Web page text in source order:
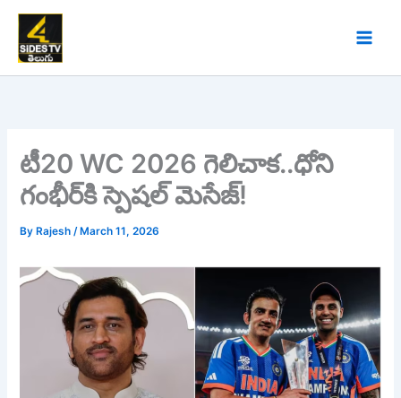
Skip
content
టీ20 WC 2026 గెలిచాక..ధోని
గంభీర్‌కి స్పెషల్ మెసేజ్!
By Rajesh/ March 11, 2026